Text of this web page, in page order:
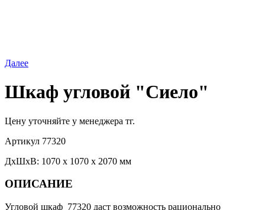
Далее
Шкаф угловой "Сиело"
Цену уточняйте у менеджера тг.
Артикул 77320
ДхШхВ: 1070 х 1070 х 2070 мм
ОПИСАНИЕ
Угловой шкаф 77320 даст возможность рационально